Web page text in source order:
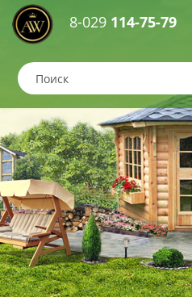
8-029 114-75-79